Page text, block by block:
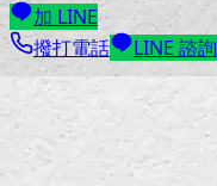
加 LINE
撥打電話
LINE 諮詢